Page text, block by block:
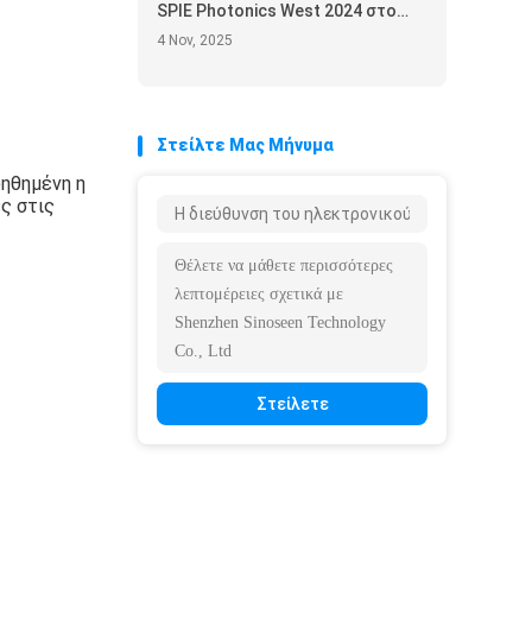
η
στις
SPIE Photonics West 2024 στο
Σαν Φρανσίσκο —
Παρουσιάζοντας αιχμής λύσεις
4 Nov, 2025
Στείλτε Μας Μήνυμα
Στείλετε